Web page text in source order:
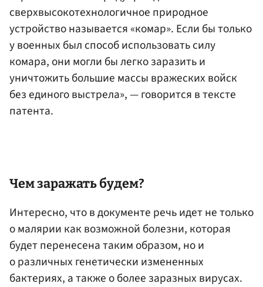
сверхвысокотехнологичное природное
устройство называется «комар». Если бы только
у военных был способ использовать силу
комара, они могли бы легко заразить и
уничтожить большие массы вражеских войск
без единого выстрела», — говорится в тексте
патента.
Чем заражать будем?
Интересно, что в документе речь идет не только
о малярии как возможной болезни, которая
будет перенесена таким образом, но и
о различных генетически измененных
бактериях, а также о более заразных вирусах.